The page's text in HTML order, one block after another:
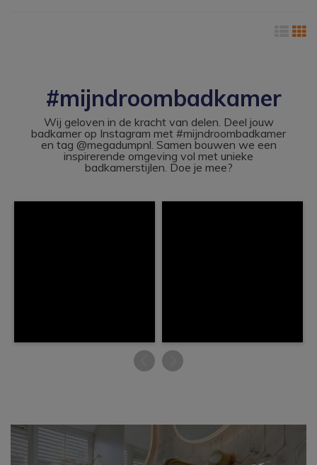
#mijndroombadkamer
Wij geloven in de kracht van delen. Deel jouw
badkamer op Instagram met #mijndroombadkamer
en tag @megadumpnl. Samen bouwen we een
inspirerende omgeving vol met unieke
badkamerstijlen. Doe je mee?